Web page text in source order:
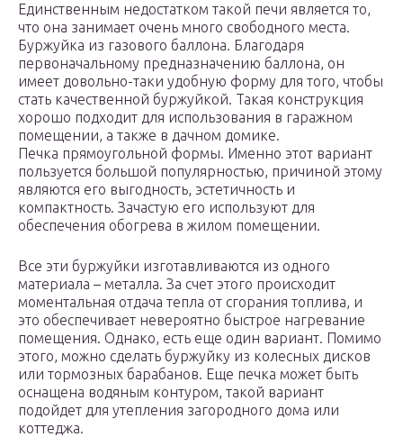
Единственным недостатком такой печи является то,
что она занимает очень много свободного места.
Буржуйка из газового баллона. Благодаря
первоначальному предназначению баллона, он
имеет довольно-таки удобную форму для того, чтобы
стать качественной буржуйкой. Такая конструкция
хорошо подходит для использования в гаражном
помещении, а также в дачном домике.
Печка прямоугольной формы. Именно этот вариант
пользуется большой популярностью, причиной этому
являются его выгодность, эстетичность и
компактность. Зачастую его используют для
обеспечения обогрева в жилом помещении.
Все эти буржуйки изготавливаются из одного
материала – металла. За счет этого происходит
моментальная отдача тепла от сгорания топлива, и
это обеспечивает невероятно быстрое нагревание
помещения. Однако, есть еще один вариант. Помимо
этого, можно сделать буржуйку из колесных дисков
или тормозных барабанов. Еще печка может быть
оснащена водяным контуром, такой вариант
подойдет для утепления загородного дома или
коттеджа.